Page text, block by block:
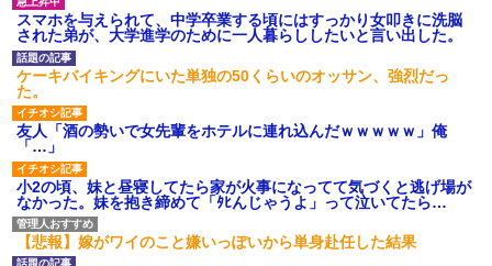
私「初めて飲む味だけどなん
のお茶？」彼「ちっ！」私「」
【GIF】JSのカンチョーワロ
タ
後続車にクラクションを鳴ら
され彼氏が逆切れ。「何クラク
ション鳴らしてんだ！降りてこ
いよ！」と怒鳴りだし...
【衝撃】報酬100万円超の治験
募集がこちらｗｗｗｗｗ(※画像
あり)
【ネット騒然】惨殺されたタ
ワマン頂き女子のこの動画、す
げえええええｗｗｗｗｗｗｗｗ
ｗｗｗ
スマホを与えられて、中学卒業する頃にはすっかり女叩きに洗脳
された弟が、大学進学のために一人暮らししたいと言い出した。
ケーキバイキングにいた単独の50くらいのオッサン、強烈だっ
た。
友人「酒の勢いで女先輩をホテルに連れ込んだｗｗｗｗｗ」俺
「…」
小2の頃、妹と昼寝してたら家が火事になってて気づくと逃げ場が
なかった。妹を抱き締めて「ﾀﾋんじゃうよ」って泣いてたら…
【悲報】嫁がワイのこと嫌いっぽいから単身赴任した結果